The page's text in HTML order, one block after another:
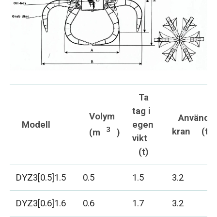
Modell
Volym
(m
3 )
Ta
tag i
egen
vikt
(t)
kran
(t)
DYZ3[0.5]1.5 0.5 1.5
3.2
DYZ3[0.6]1.6
0.6 1.7
3.2